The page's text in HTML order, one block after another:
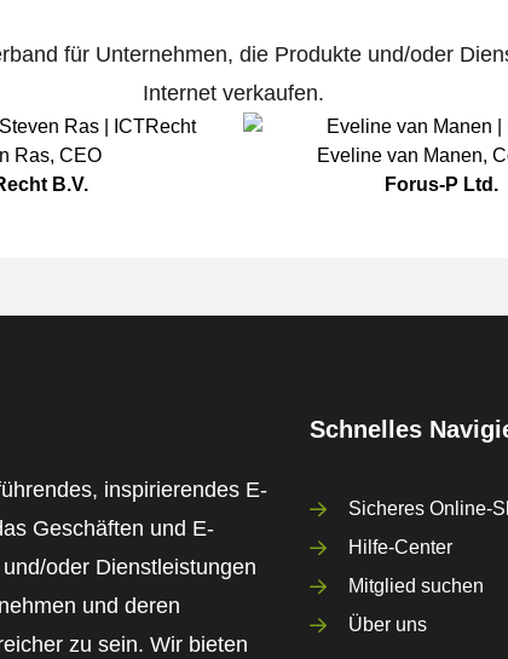
für Unternehmen, die Produkte und/oder
Internet verkaufen.
Ras, CEO
B.V.
Eveline van Manen,
Forus-P Ltd.
inspirierendes E-
Geschäften und E-
oder Dienstleistungen
und deren
zu sein. Wir bieten
Schnelles
Sicheres Online-
Hilfe-Center
Mitglied suchen
Über uns